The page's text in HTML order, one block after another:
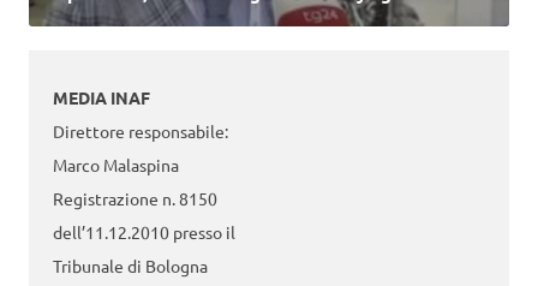
MEDIA INAF
Direttore responsabile:
Marco Malaspina
Registrazione n. 8150
dell’11.12.2010 presso il
Tribunale di Bologna